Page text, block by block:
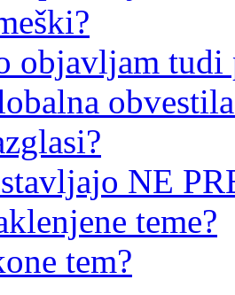
objavljam tudi
NE
teme?
tem?